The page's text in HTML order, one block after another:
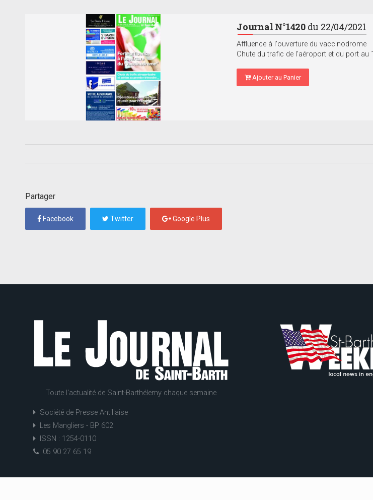
Journal N°1420du 22/04/2021
Affluence à l'ouverture du vaccinodrome
Chute du trafic de l'aéroport et du port au
Ajouter au Panier
Partager
Facebook Twitter Google Plus
Toute l'actualité de Saint-Barthélemy chaque semaine
Société de Presse Antillaise
Les Mangliers - BP 602
ISSN : 1254-0110
05 90 27 65 19